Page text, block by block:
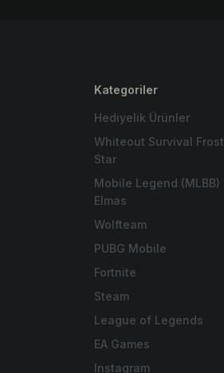
Kategoriler
Hediyelik Ürünler
Whiteout Survival Frost
Star
Mobile Legend (MLBB)
Elmas
Wolfteam
PUBG Mobile
Fortnite
Steam
League of Legends
EA Games
Instagram